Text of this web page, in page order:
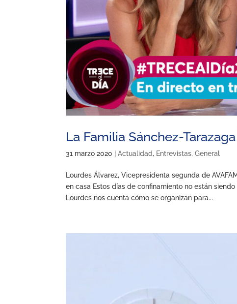
La Familia Sánchez-
31 marzo 2020 |Actualidad, Entrevistas,General
Lourdes Álvarez, Vicepresidenta segunda de
en casa Estos días de confinamiento no están
Lourdes nos cuenta cómo se organizan para...